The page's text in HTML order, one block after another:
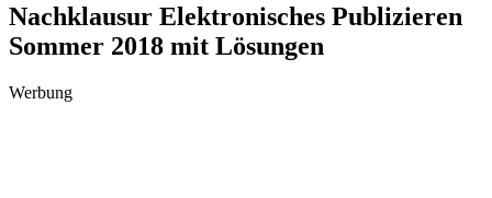
Nachklausur Elektronisches Publizieren
Sommer 2018 mit Lösungen
Werbung